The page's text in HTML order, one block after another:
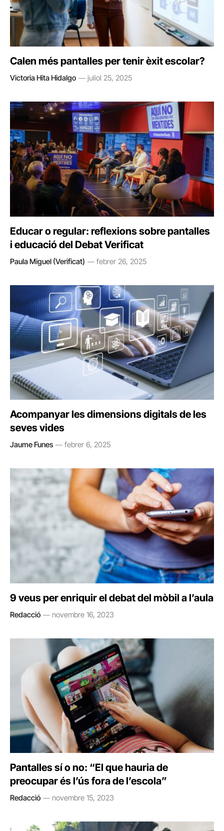
Calen més pantalles per tenir èxit escolar?
Victoria Hita Hidalgo juliol 25, 2025
Educar o regular: reflexions sobre pantalles
i educació del Debat Verificat
Paula Miguel (Verificat) febrer 26, 2025
Acompanyar les dimensions digitals de les
seves vides
Jaume Funes febrer 6, 2025
9 veus per enriquir el debat del mòbil a l’aula
Redacció novembre 16, 2023
Pantalles sí o no: “El que hauria de
preocupar és l’ús fora de l’escola”
Redacció novembre 15, 2023